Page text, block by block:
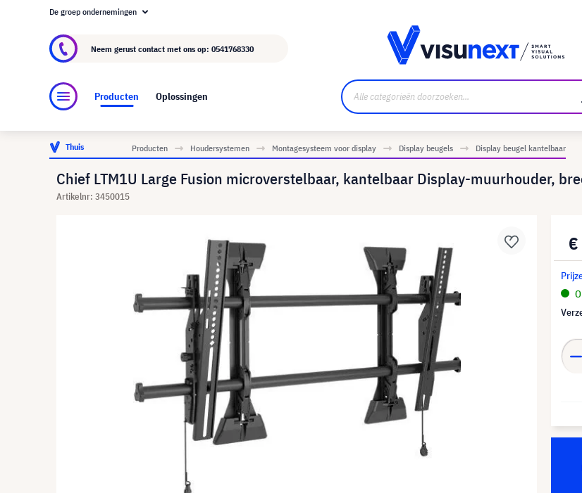
Over visunext.nl
De groep ondernemingen
Neem gerust contact met ons op: 0541768330
Producten Oplossingen
Thuis Producten Houdersystemen Montagesysteem voor display Display beugels Display beugel kantelbaar
Chief LTM1U Large Fusion microverstelbaar, kantelbaar Display-muurhouder,
Artikelnr: 3450015